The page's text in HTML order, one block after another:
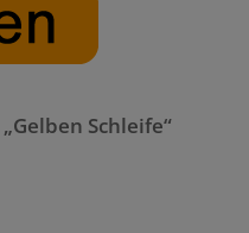
Schleife“